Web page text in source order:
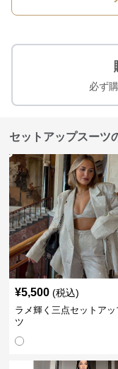
必ず
セットアップスーツ
¥5,500 (税込)
ラメ輝く三点セットアッ
ツ